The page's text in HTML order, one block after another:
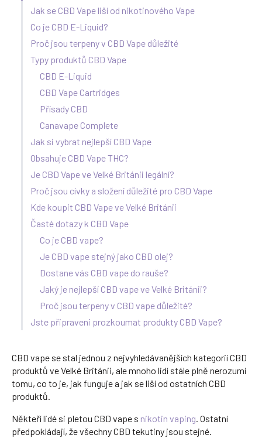
Jak se CBD Vape liší od nikotinového Vape
Co je CBD E-Liquid?
Proč jsou terpeny v CBD Vape důležité
Typy produktů CBD Vape
CBD E-Liquid
CBD Vape Cartridges
Přísady CBD
Canavape Complete
Jak si vybrat nejlepší CBD Vape
Obsahuje CBD Vape THC?
Je CBD Vape ve Velké Británii legální?
Proč jsou cívky a složení důležité pro CBD Vape
Kde koupit CBD Vape ve Velké Británii
Časté dotazy k CBD Vape
Co je CBD vape?
Je CBD vape stejný jako CBD olej?
Dostane vás CBD vape do rauše?
Jaký je nejlepší CBD vape ve Velké Británii?
Proč jsou terpeny v CBD vape důležité?
Jste připraveni prozkoumat produkty CBD Vape?
CBD vape se stal jednou z nejvyhledávanějších kategorií CBD
produktů ve Velké Británii, ale mnoho lidí stále plně nerozumí
tomu, co to je, jak funguje a jak se liší od ostatních CBD
produktů.
Někteří lidé si pletou CBD vape s nikotin vaping. Ostatní
předpokládají, že všechny CBD tekutiny jsou stejné.